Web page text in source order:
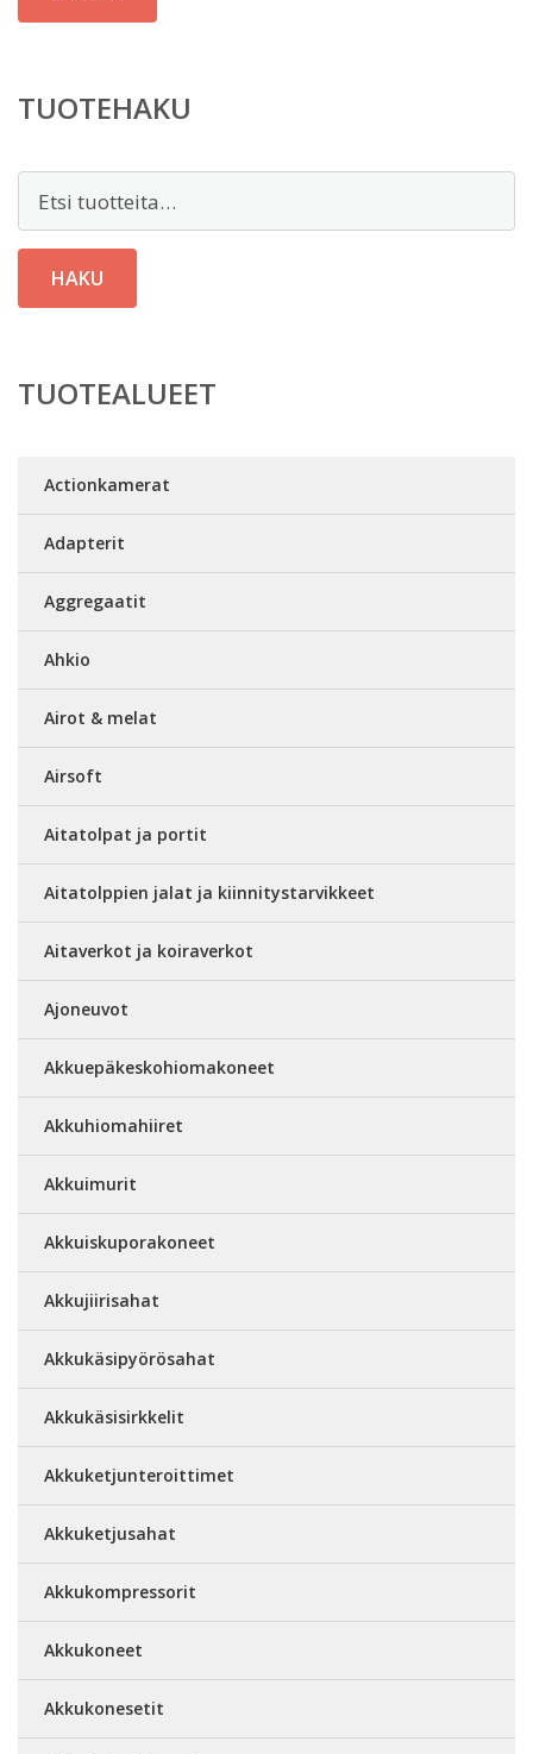
TUOTEHAKU
HAKU
TUOTEALUEET
Actionkamerat
Adapterit
Aggregaatit
Ahkio
Airot & melat
Airsoft
Aitatolpat ja portit
Aitatolppien jalat ja kiinnitystarvikkeet
Aitaverkot ja koiraverkot
Ajoneuvot
Akkuepäkeskohiomakoneet
Akkuhiomahiiret
Akkuimurit
Akkuiskuporakoneet
Akkujiirisahat
Akkukäsipyörösahat
Akkukäsisirkkelit
Akkuketjunteroittimet
Akkuketjusahat
Akkukompressorit
Akkukoneet
Akkukonesetit